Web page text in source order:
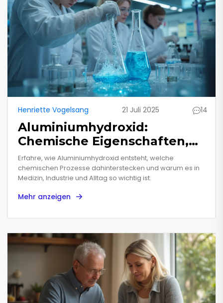
Henriette Vogelsang 21 Juli 2025 14
Aluminiumhydroxid:
Chemische Eigenschaften,
Herstellung und
Anwendungen erklärt
Erfahre, wie Aluminiumhydroxid entsteht, welche
chemischen Prozesse dahinterstecken und warum es in
Medizin, Industrie und Alltag so wichtig ist.
Mehr anzeigen